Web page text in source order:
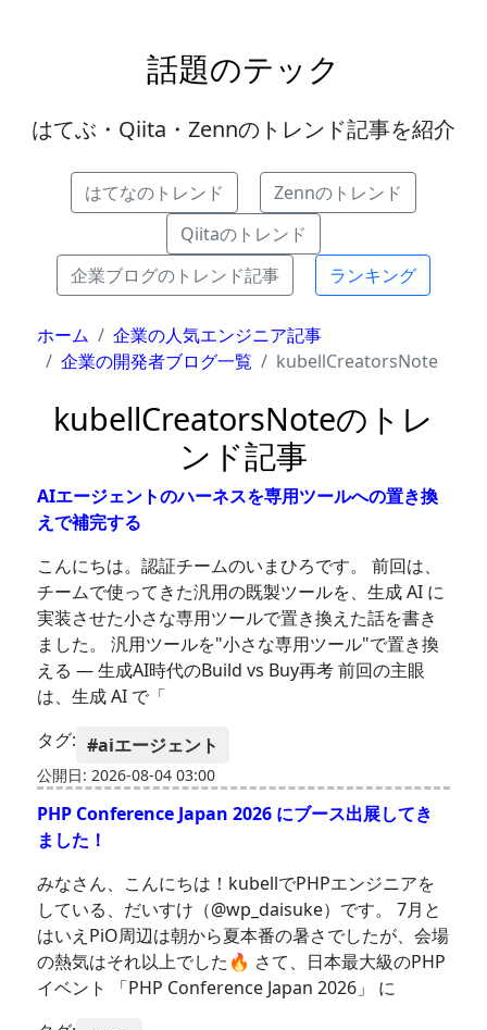
話題のテック
はてぶ・Qiita・Zennのトレンド記事を紹介
はてなのトレンド
Zennのトレンド
Qiitaのトレンド
企業ブログのトレンド記事
ランキング
ホーム
企業の人気エンジニア記事
企業の開発者ブログ一覧
kubellCreatorsNote
kubellCreatorsNoteのトレ
ンド記事
AIエージェントのハーネスを専用ツールへの置き換
えで補完する
こんにちは。認証チームのいまひろです。 前回は、
チームで使ってきた汎用の既製ツールを、生成 AI に
実装させた小さな専用ツールで置き換えた話を書き
ました。 汎用ツールを"小さな専用ツール"で置き換
える — 生成AI時代のBuild vs Buy再考 前回の主眼
は、生成 AI で「
タグ: #aiエージェント
公開日: 2026-08-04 03:00
PHP Conference Japan 2026 にブース出展してき
ました！
みなさん、こんにちは！kubellでPHPエンジニアを
している、だいすけ（@wp_daisuke）です。 7月と
はいえPiO周辺は朝から夏本番の暑さでしたが、会場
の熱気はそれ以上でした🔥 さて、日本最大級のPHP
イベント 「PHP Conference Japan 2026」 に